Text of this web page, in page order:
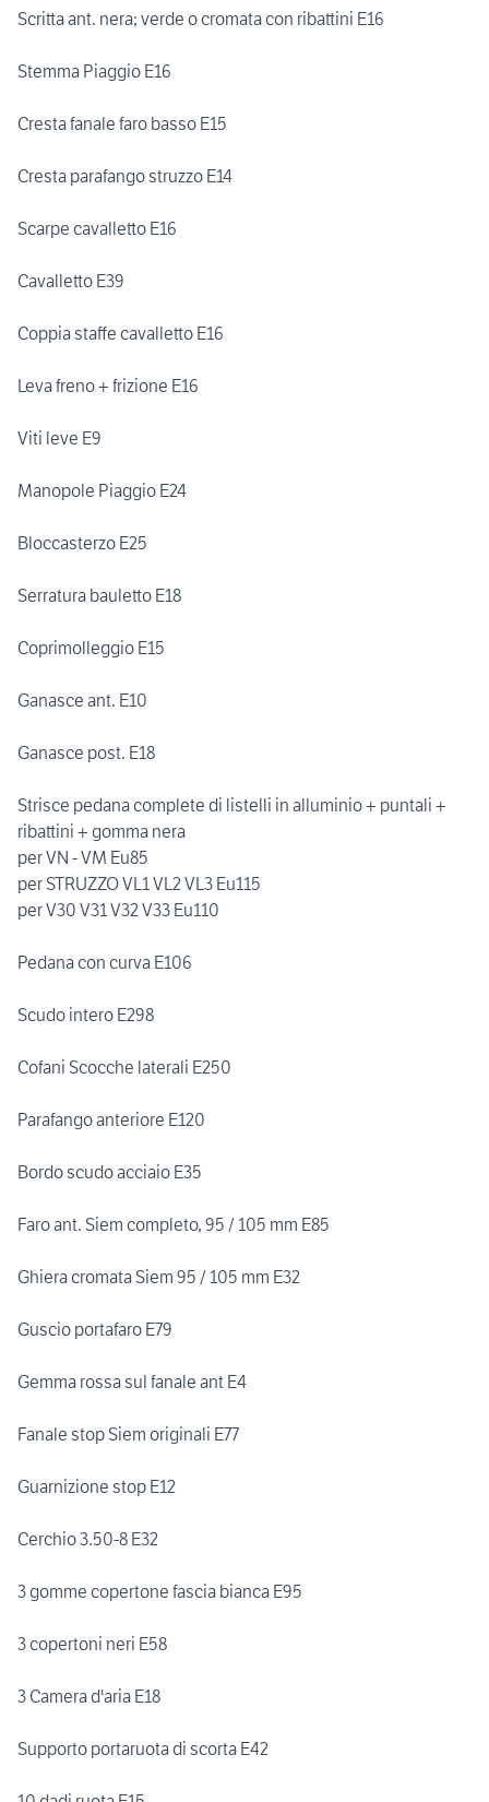
Scritta ant. nera; verde o cromata con ribattini E16
Stemma Piaggio E16
Cresta fanale faro basso E15
Cresta parafango struzzo E14
Scarpe cavalletto E16
Cavalletto E39
Coppia staffe cavalletto E16
Leva freno + frizione E16
Viti leve E9
Manopole Piaggio E24
Bloccasterzo E25
Serratura bauletto E18
Coprimolleggio E15
Ganasce ant. E10
Ganasce post. E18
Strisce pedana complete di listelli in alluminio + puntali +
ribattini + gomma nera
per VN - VM Eu85
per STRUZZO VL1 VL2 VL3 Eu115
per V30 V31 V32 V33 Eu110
Pedana con curva E106
Scudo intero E298
Cofani Scocche laterali E250
Parafango anteriore E120
Bordo scudo acciaio E35
Faro ant. Siem completo, 95 / 105 mm E85
Ghiera cromata Siem 95 / 105 mm E32
Guscio portafaro E79
Gemma rossa sul fanale ant E4
Fanale stop Siem originali E77
Guarnizione stop E12
Cerchio 3.50-8 E32
3 gomme copertone fascia bianca E95
3 copertoni neri E58
3 Camera d'aria E18
Supporto portaruota di scorta E42